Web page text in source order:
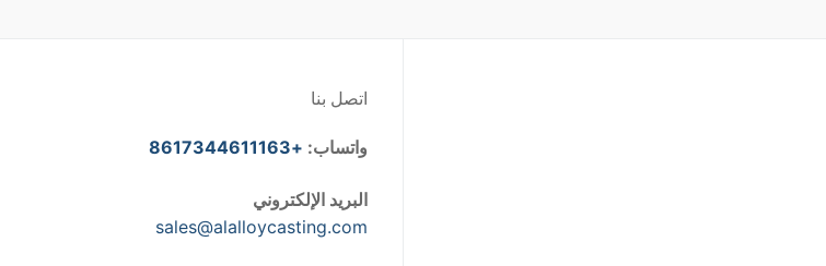
اتصل بنا
واتساب: +8617344611163
البريد الإلكتروني
sales@alalloycasting.com